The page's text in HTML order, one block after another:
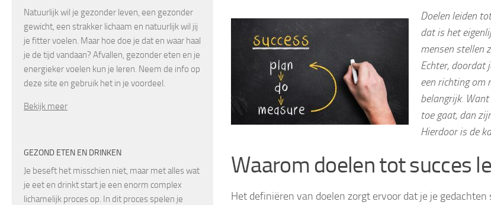
Doelen leiden
dat is het
mensen stellen
Echter, doordat
een richting om
belangrijk.
toe gaat, dan
Hierdoor is de
Waarom doelen tot succes
Het definiëren van doelen zorgt ervoor dat je je
Natuurlijk wil je gezonder leven, een gezonder
gewicht, een strakker lichaam en natuurlijk wil jij
je fitter voelen. Maar hoe doe je dat en waar haal
je de tijd vandaan? Afvallen, gezonder eten en je
energieker voelen kun je leren. Neem de info op
deze site en gebruik het in je voordeel.
Bekijk meer
GEZOND ETEN EN DRINKEN
Je beseft het misschien niet, maar met alles wat
je eet en drinkt start je een enorm complex
lichamelijk proces op. In dit proces spelen je